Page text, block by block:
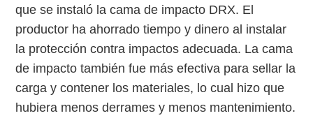
que se instaló la cama de impacto DRX. El
productor ha ahorrado tiempo y dinero al instalar
la protección contra impactos adecuada. La cama
de impacto también fue más efectiva para sellar la
carga y contener los materiales, lo cual hizo que
hubiera menos derrames y menos mantenimiento.